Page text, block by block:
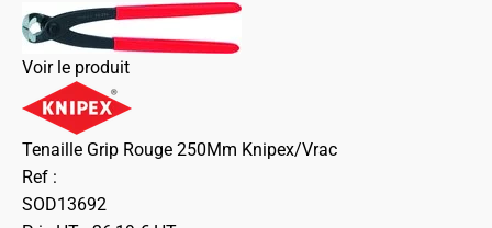
Voir le produit
Tenaille Grip Rouge 250Mm Knipex/Vrac
Ref :
SOD13692